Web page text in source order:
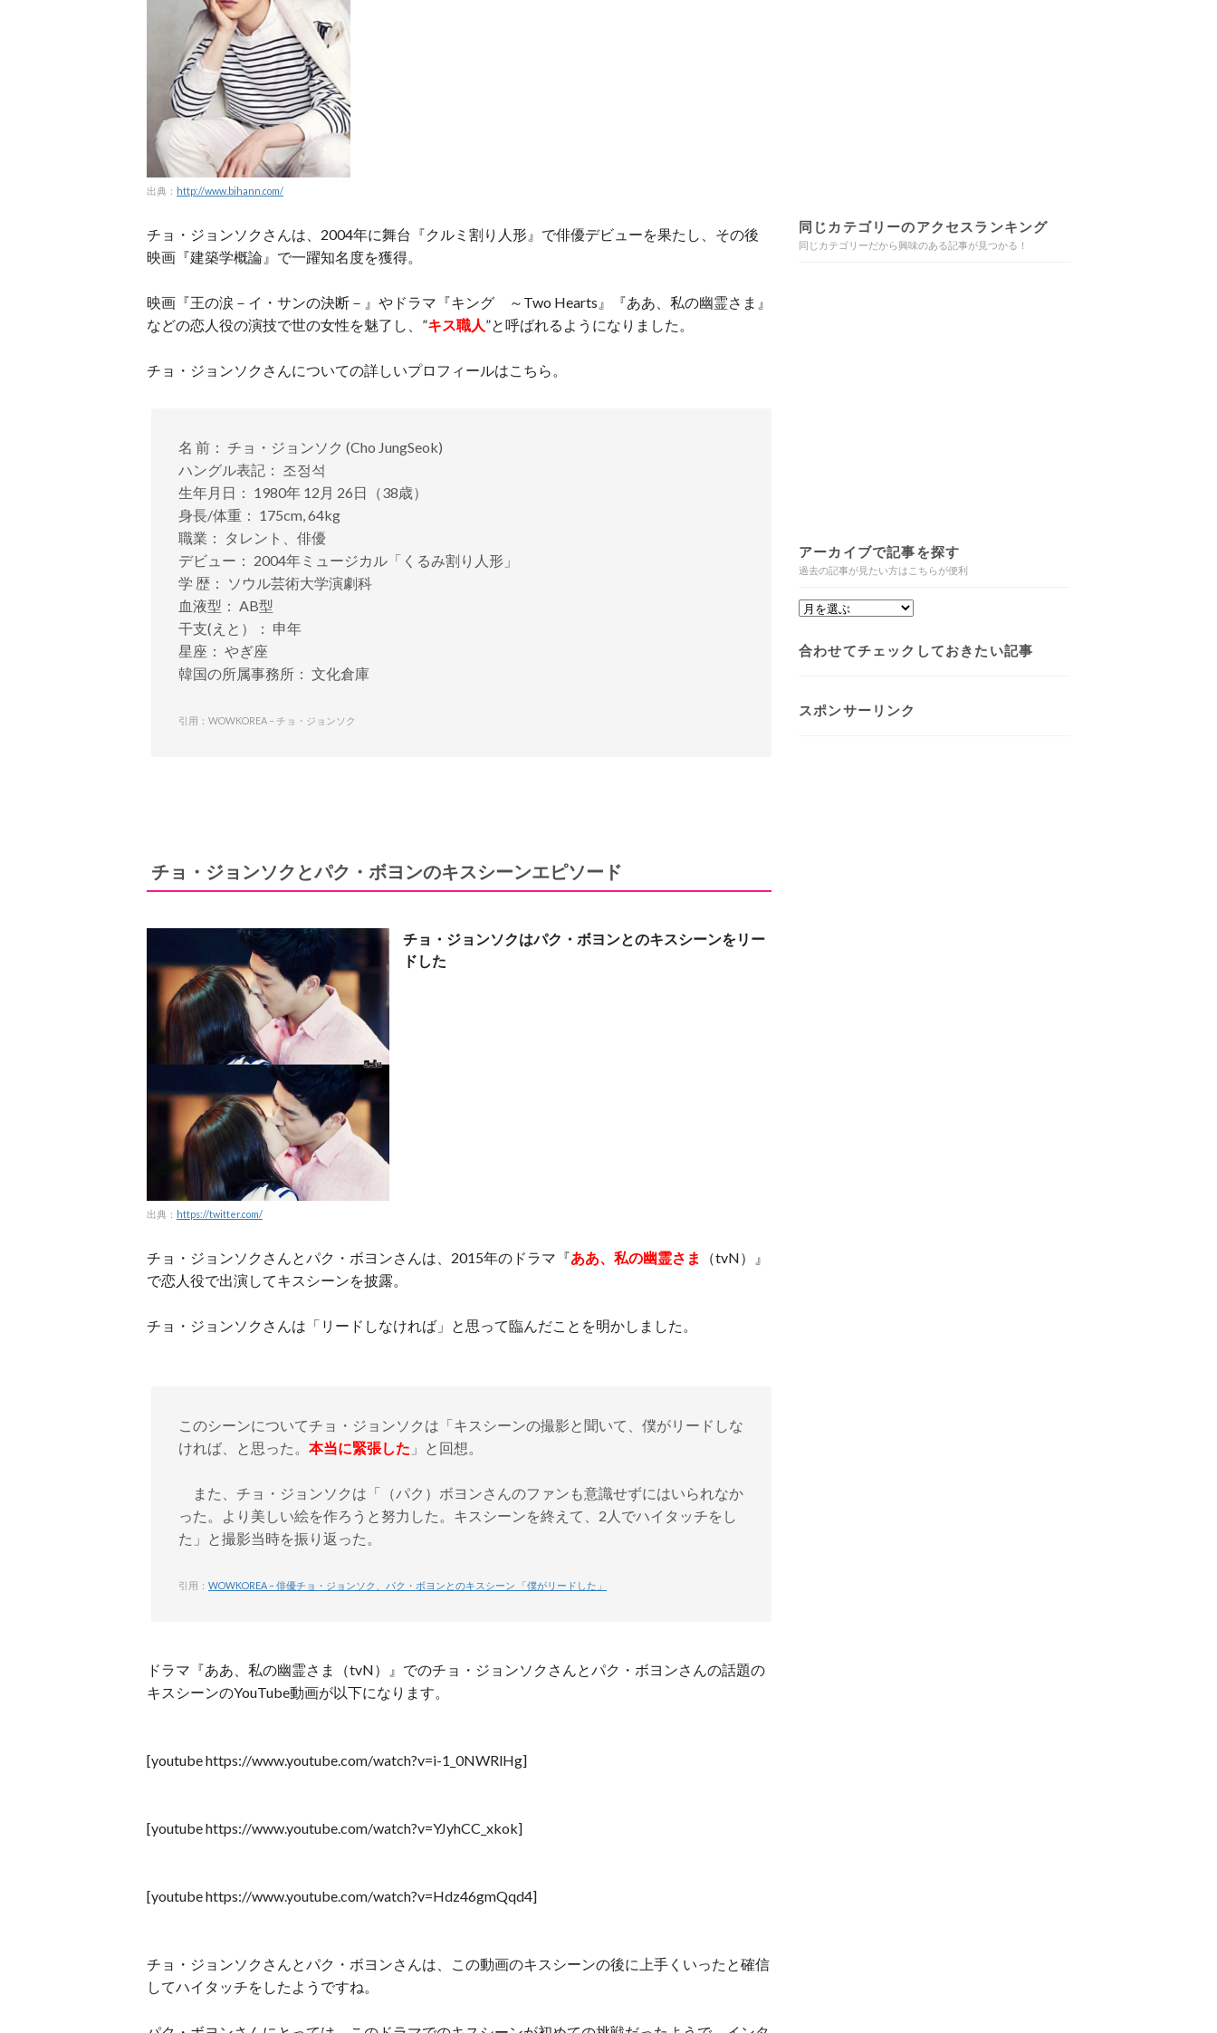
出典： http://www.bihann.com/
チョ・ジョンソクさんは、2004年に舞台『クルミ割り人形』で俳優デビューを果たし、その後
映画『建築学概論』で一躍知名度を獲得。
映画『王の涙－イ・サンの決断－』やドラマ『キング ～Two Hearts』『ああ、私の幽霊さま』
などの恋人役の演技で世の女性を魅了し、”キス職人”と呼ばれるようになりました。
チョ・ジョンソクさんについての詳しいプロフィールはこちら。
名 前： チョ・ジョンソク (Cho JungSeok)
ハングル表記： 조정석
生年月日： 1980年 12月 26日（38歳）
身長/体重： 175cm, 64kg
職業： タレント、俳優
デビュー： 2004年ミュージカル「くるみ割り人形」
学 歴： ソウル芸術大学演劇科
血液型： AB型
干支(えと）： 申年
星座： やぎ座
韓国の所属事務所： 文化倉庫
引用：WOWKOREA – チョ・ジョンソク
チョ・ジョンソクとパク・ボヨンのキスシーンエピソード
出典： https://twitter.com/
チョ・ジョンソクはパク・ボヨンとのキスシーンをリー
ドした
チョ・ジョンソクさんとパク・ボヨンさんは、2015年のドラマ『ああ、私の幽霊さま
（tvN）』
で恋人役で出演してキスシーンを披露。
チョ・ジョンソクさんは「リードしなければ」と思って臨んだことを明かしました。
このシーンについてチョ・ジョンソクは「キスシーンの撮影と聞いて、僕がリードしな
ければ、と思った。 本当に緊張した 」と回想。
また、チョ・ジョンソクは「（パク）ボヨンさんのファンも意識せずにはいられなか
った。より美しい絵を作ろうと努力した。キスシーンを終えて、2人でハイタッチをし
た」と撮影当時を振り返った。
引用： WOWKOREA – 俳優チョ・ジョンソク、パク・ボヨンとのキスシーン 「僕がリードした」
ドラマ『ああ、私の幽霊さま（tvN）』でのチョ・ジョンソクさんとパク・ボヨンさんの話題の
キスシーンのYouTube動画が以下になります。
[youtube https://www.youtube.com/watch?v=i-1_0NWRlHg]
[youtube https://www.youtube.com/watch?v=YJyhCC_xkok]
[youtube https://www.youtube.com/watch?v=Hdz46gmQqd4]
チョ・ジョンソクさんとパク・ボヨンさんは、この動画のキスシーンの後に上手くいったと確信
してハイタッチをしたようですね。
同じカテゴリーのアクセスランキング
同じカテゴリーだから興味のある記事が見つかる！
アーカイブで記事を探す
過去の記事が見たい方はこちらが便利
合わせてチェックしておきたい記事
スポンサーリンク